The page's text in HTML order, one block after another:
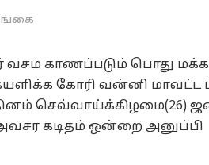
காணப்படும் பொது
கோரி வன்னி மாவட்ட
செவ்வாய்க்கிழமை(26)
கடிதம் ஒன்றை அனுப்பி